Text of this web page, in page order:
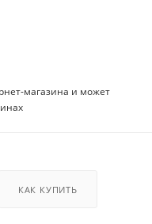
магазина и может
КАК КУПИТЬ